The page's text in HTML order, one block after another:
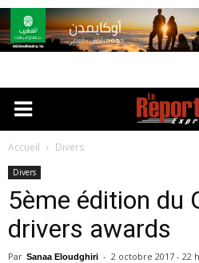
Accueil Divers
Divers
5ème édition du
drivers awards
Par Sanaa Eloudghiri - 2 octobre 2017 - 22